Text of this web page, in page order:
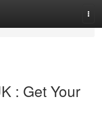
: Get Your